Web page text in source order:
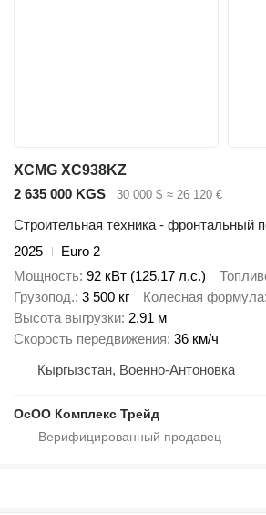
XCMG XC938KZ
2 635 000 KGS
30 000 $ ≈ 26 120 €
Строительная техника - фронтальный
2025
Euro 2
Мощность 92 кВт (125.17 л.с.)
Грузопод. 3 500 кг Колесная формула
Высота выгрузки 2,91 м
Скорость передвижения 36 км/ч
Кыргызстан, Военно-Антоновка
ОсОО Комплекс Трейд